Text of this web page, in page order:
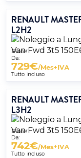
RENAULT
L2H2
Diesel
Da:
729€/Mes+IVA
Tutto incluso
RENAULT
L3H2
Diesel
Da:
742€/Mes+IVA
Tutto incluso